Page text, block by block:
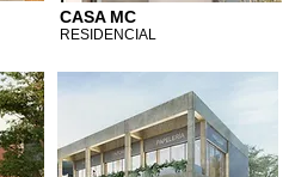
CASA MC
RESIDENCIAL